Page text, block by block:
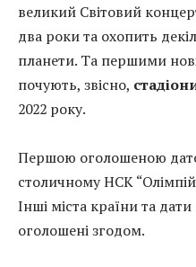
великий Світовий
два роки та охопить
планети. Та першими нові
почують, звісно,
2022 року.
Першою оголошеною
столичному НСК
Інші міста країни та
оголошені згодом.